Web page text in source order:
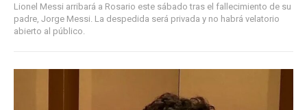
Lionel Messi arribará a Rosario este sábado tras el fallecimiento de su
padre, Jorge Messi. La despedida será privada y no habrá velatorio
abierto al público.